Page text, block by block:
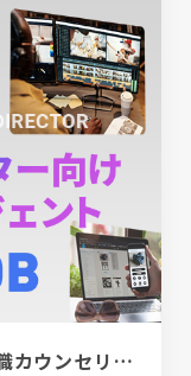
[PR]経験者クリエイター向け転職カウンセリング｜デザイナー / ディレクター / エンジニア